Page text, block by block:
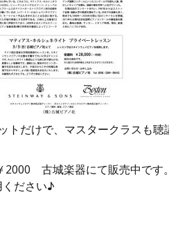
トだけで、マスタークラスも
古城楽器にて販売中です
ください♪